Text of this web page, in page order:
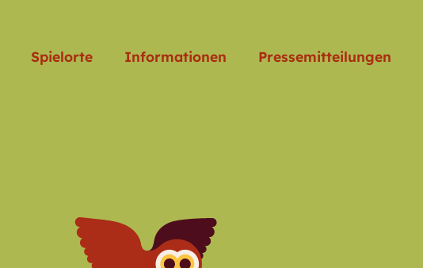
Spielorte Informationen Pressemitteilungen